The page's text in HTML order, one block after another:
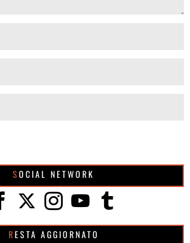
SOCIAL NETWORK
RESTA AGGIORNATO